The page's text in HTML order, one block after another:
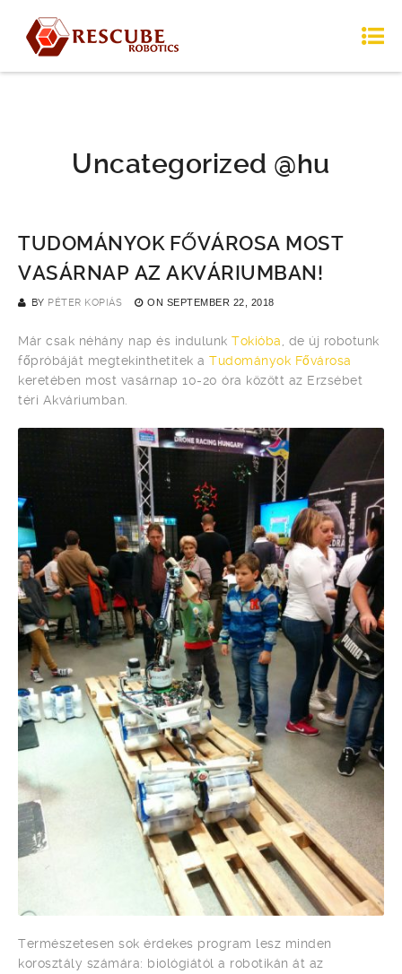
Uncategorized @hu
TUDOMÁNYOK FŐVÁROSA MOST
VASÁRNAP AZ AKVÁRIUMBAN!
BY PÉTER KOPIÁS ON SEPTEMBER 22, 2018
Már csak néhány nap és indulunk Tokióba , de új robotunk
főpróbáját megtekinthetitek a Tudományok Fővárosa
keretében most vasárnap 10-20 óra között az Erzsébet
téri Akváriumban.
Természetesen sok érdekes program lesz minden
korosztály számára: biológiától a robotikán át az